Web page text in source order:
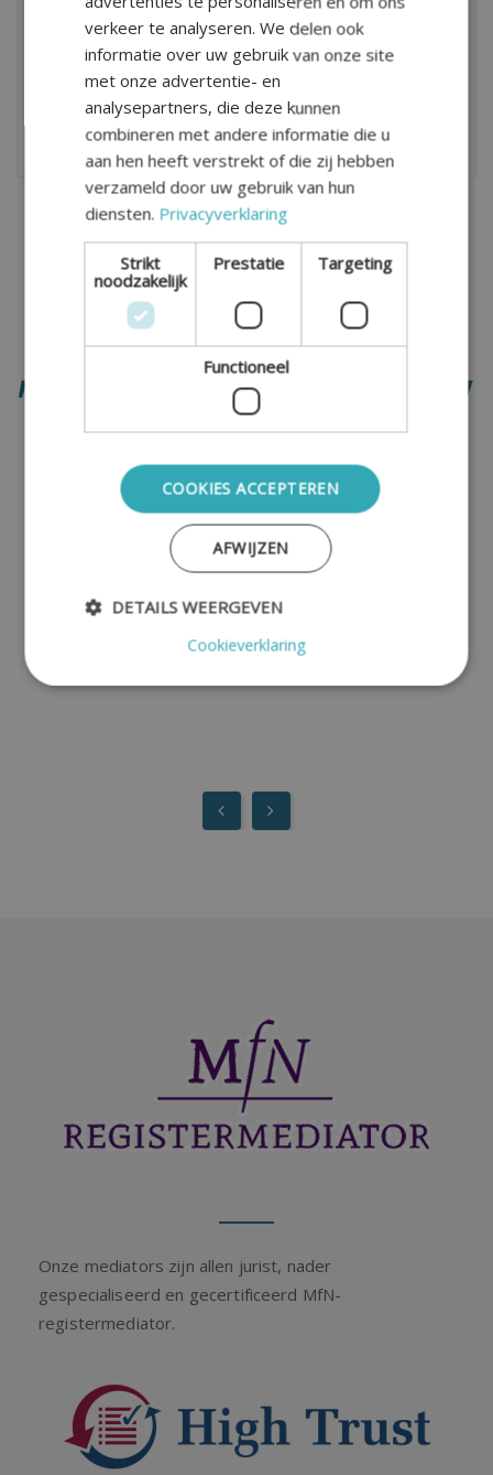
Als u er samen niet uit komt, is er de mogelijkheid tot
Alleen Scheiden. U krijgt beiden een persoonlijk
adviseur.
INFO ALLEEN SCHEIDEN
Onze klanten vertellen
Wij zijn zeer te spreken over de
de begeleiding, betrokkenheid,
advisering, en afhandeling, van
onze scheiding.
A. uit Molenaarsgraaf
Onze mediators zijn allen jurist, nader
gespecialiseerd en gecertificeerd MfN-
registermediator.
verkeer te analyseren. We delen ook
informatie over uw gebruik van onze site
met onze advertentie- en
analysepartners, die deze kunnen
combineren met andere informatie die u
aan hen heeft verstrekt of die zij hebben
verzameld door uw gebruik van hun
diensten. Privacyverklaring
Strikt
noodzakelijk
Prestatie Targeting
Functioneel
COOKIES ACCEPTEREN
AFWIJZEN
DETAILS WEERGEVEN
Cookieverklaring